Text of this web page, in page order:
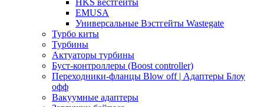
HKS вестгейты
EMUSA
Универсальные Вэстгейты Wastegate
Турбо киты
Турбины
Актуаторы турбины
Буст-контроллеры (Boost controller)
Переходники-фланцы Blow off | Адаптеры Блоу
офф
Вакуумные адаптеры